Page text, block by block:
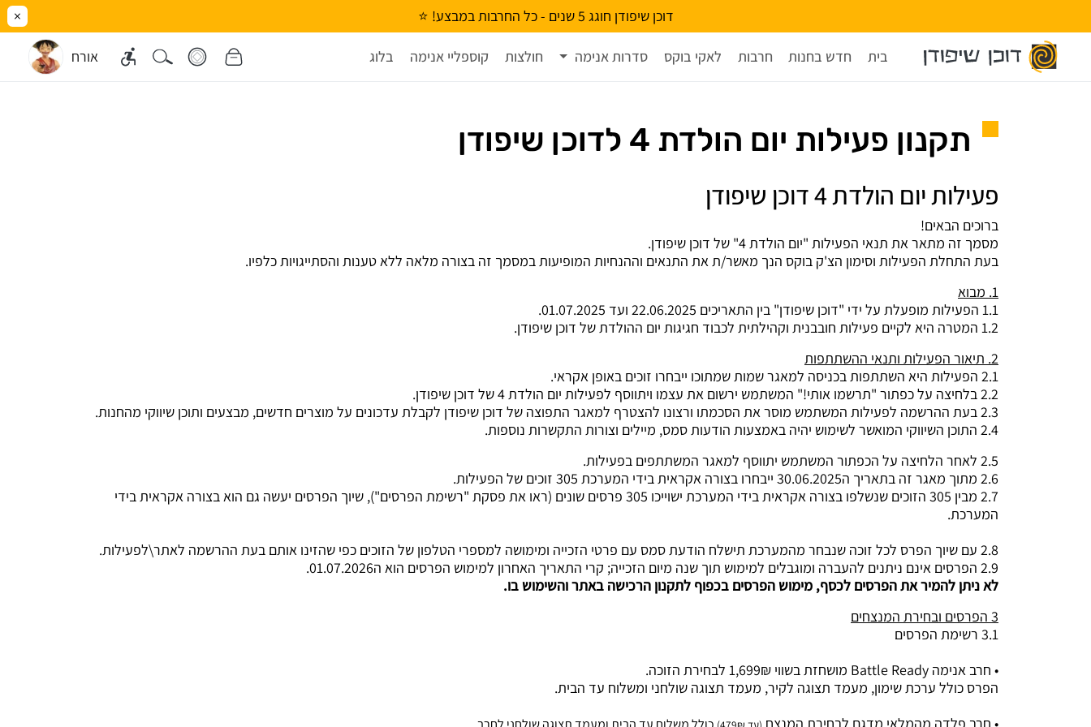
דוכן שיפודן חוגג 5 שנים - כל החרבות במבצע! ⭐ ×
בית חדש בחנות חרבות לאקי בוקס סדרות אנימה חולצות קוספליי אנימה בלוג אורח
תקנון פעילות יום הולדת 4 לדוכן שיפודן
פעילות יום הולדת 4 דוכן שיפודן
ברוכים הבאים!
מסמך זה מתאר את תנאי הפעילות "יום הולדת 4" של דוכן שיפודן.
בעת התחלת הפעילות וסימון הצ'ק בוקס הנך מאשר/ת את התנאים וההנחיות המופיעות במסמך זה בצורה מלאה ללא טענות והסתייגויות כלפיו.
1. מבוא
1.1 הפעילות מופעלת על ידי "דוכן שיפודן" בין התאריכים 22.06.2025 ועד 01.07.2025.
1.2 המטרה היא לקיים פעילות חובבנית וקהילתית לכבוד חגיגות יום ההולדת של דוכן שיפודן.
2. תיאור הפעילות ותנאי ההשתתפות
2.1 הפעילות היא השתתפות בכניסה למאגר שמות שמתוכו ייבחרו זוכים באופן אקראי.
2.2 בלחיצה על כפתור "תרשמו אותי!" המשתמש ירשום את עצמו ויתווסף לפעילות יום הולדת 4 של דוכן שיפודן.
2.3 בעת ההרשמה לפעילות המשתמש מוסר את הסכמתו ורצונו להצטרף למאגר התפוצה של דוכן שיפודן לקבלת עדכונים על מוצרים חדשים, מבצעים ותוכן שיווקי מהחנות.
2.4 התוכן השיווקי המואשר לשימוש יהיה באמצעות הודעות סמס, מיילים וצורות התקשרות נוספות.
2.5 לאחר הלחיצה על הכפתור המשתמש יתווסף למאגר המשתתפים בפעילות.
2.6 מתוך מאגר זה בתאריך ה30.06.2025 ייבחרו בצורה אקראית בידי המערכת 305 זוכים של הפעילות.
2.7 מבין 305 הזוכים שנשלפו בצורה אקראית בידי המערכת ישוייכו 305 פרסים שונים (ראו את פסקת "רשימת הפרסים"), שיוך הפרסים יעשה גם הוא בצורה אקראית בידי
המערכת.
2.8 עם שיוך הפרס לכל זוכה שנבחר מהמערכת תישלח הודעת סמס עם פרטי הזכייה ומימושה למספרי הטלפון של הזוכים כפי שהזינו אותם בעת ההרשמה לאתר\לפעילות.
2.9 הפרסים אינם ניתנים להעברה ומוגבלים למימוש תוך שנה מיום הזכייה; קרי התאריך האחרון למימוש הפרסים הוא ה01.07.2026.
לא ניתן להמיר את הפרסים לכסף, מימוש הפרסים בכפוף לתקנון הרכישה באתר והשימוש בו.
3 הפרסים ובחירת המנצחים
3.1 רשימת הפרסים
• חרב אנימה Battle Ready מושחזת בשווי 1,699₪ לבחירת הזוכה.
הפרס כולל ערכת שימון, מעמד תצוגה לקיר, מעמד תצוגה שולחני ומשלוח עד הבית.
• חרב פלדה מהמלאי מדגם לבחירת המנצח